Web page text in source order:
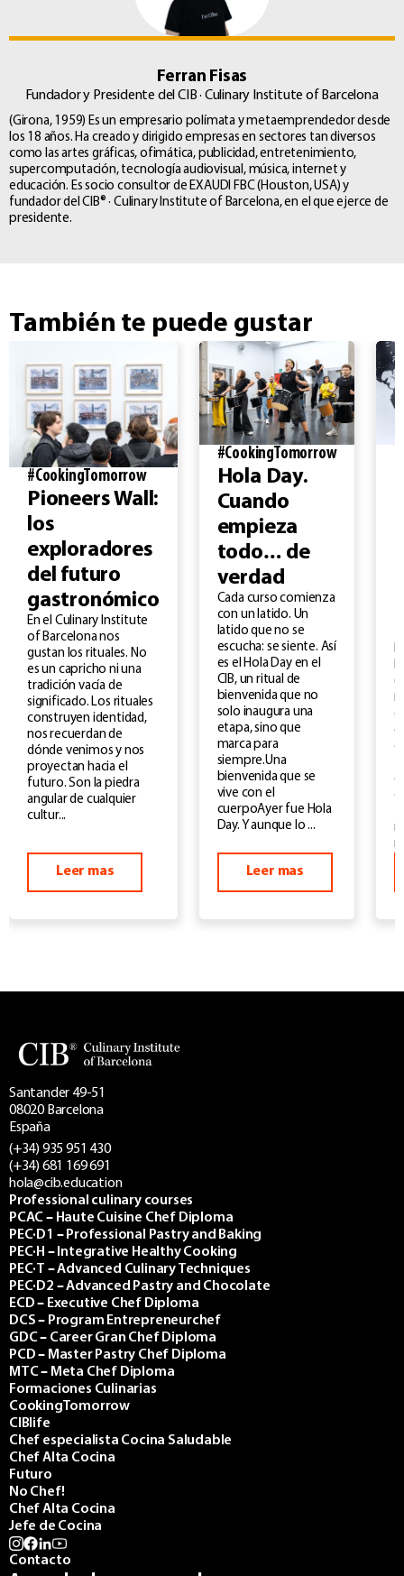
Ferran Fisas
Fundador y Presidente del CIB · Culinary Institute of Barcelona
(Girona, 1959) Es un empresario polímata y metaemprendedor desde
los 18 años. Ha creado y dirigido empresas en sectores tan diversos
como las artes gráficas, ofimática, publicidad, entretenimiento,
supercomputación, tecnología audiovisual, música, internet y
educación. Es socio consultor de EXAUDI FBC (Houston, USA) y
fundador del CIB® · Culinary Institute of Barcelona, en el que ejerce de
presidente.
También te puede gustar
#CookingTomorrow
Pioneers Wall:
los
exploradores
del futuro
gastronómico
En el Culinary Institute
of Barcelona nos
gustan los rituales. No
es un capricho ni una
tradición vacía de
significado. Los rituales
construyen identidad,
nos recuerdan de
dónde venimos y nos
proyectan hacia el
futuro. Son la piedra
angular de cualquier
cultur...
Leer mas
#CookingTomorrow
Hola Day.
Cuando
empieza
todo… de
verdad
Cada curso comienza
con un latido. Un
latido que no se
escucha: se siente. Así
es el Hola Day en el
CIB, un ritual de
bienvenida que no
solo inaugura una
etapa, sino que
marca para
siempre.Una
bienvenida que se
vive con el
cuerpoAyer fue Hola
Day. Y aunque lo ...
Leer mas
Santander 49-51
08020 Barcelona
España
(+34) 935 951 430
(+34) 681 169 691
hola@cib.education
Professional culinary courses
PCAC – Haute Cuisine Chef Diploma
PEC·D1 – Professional Pastry and Baking
PEC·H – Integrative Healthy Cooking
PEC·T – Advanced Culinary Techniques
PEC·D2 – Advanced Pastry and Chocolate
ECD – Executive Chef Diploma
DCS – Program Entrepreneurchef
GDC – Career Gran Chef Diploma
PCD – Master Pastry Chef Diploma
MTC – Meta Chef Diploma
Formaciones Culinarias
CookingTomorrow
CIBlife
Chef especialista Cocina Saludable
Chef Alta Cocina
Futuro
No Chef!
Chef Alta Cocina
Jefe de Cocina
Contacto